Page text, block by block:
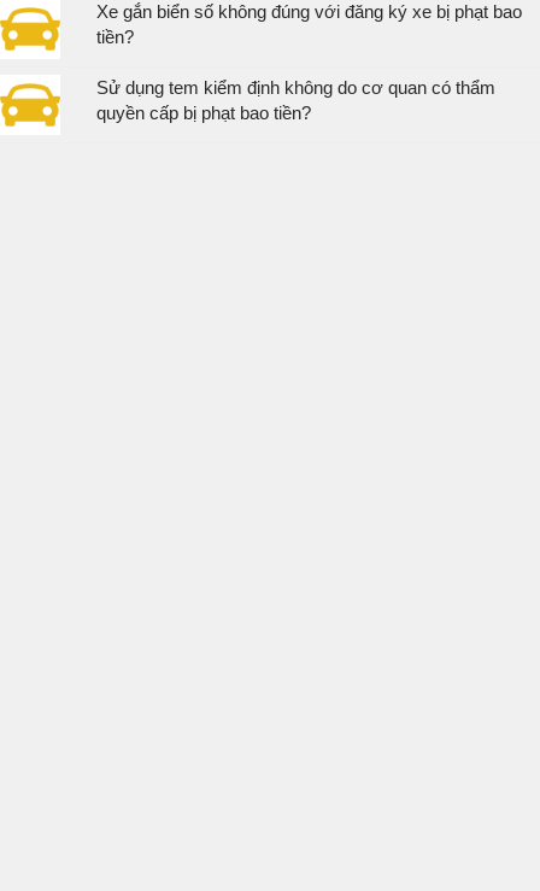
Xe gắn biển số không đúng với đăng ký xe bị phạt bao
tiền?
Sử dụng tem kiểm định không do cơ quan có thẩm
quyền cấp bị phạt bao tiền?